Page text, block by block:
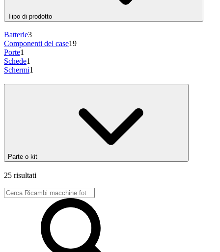
Tipo di prodotto
Batterie3
Componenti del case19
Porte1
Schede1
Schermi1
Parte o kit
25 risultati